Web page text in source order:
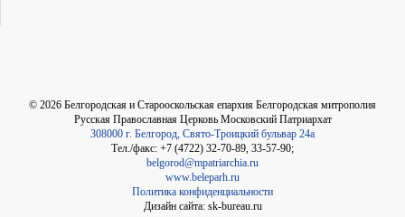
© 2026 Белгородская и Старооскольская епархия Белгородская митрополия
Русская Православная Церковь Московский Патриархат
308000 г. Белгород, Свято-Троицкий бульвар 24а
Тел./факс: +7 (4722) 32-70-89, 33-57-90;
belgorod@mpatriarchia.ru
www.beleparh.ru
Политика конфиденциальности
Дизайн сайта: sk-bureau.ru